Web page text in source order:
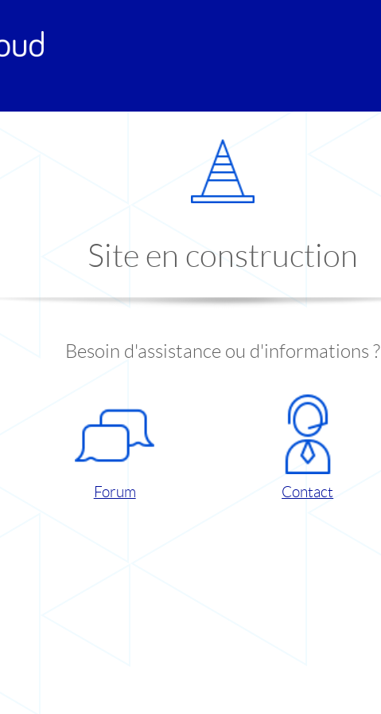
Site en construction
Besoin d'assistance ou d'informations ?
Forum Contact